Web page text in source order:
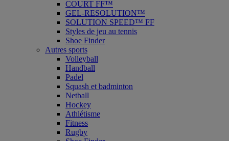
COURT FF™
GEL-RESOLUTION™
SOLUTION SPEED™ FF
Styles de jeu au tennis
Shoe Finder
Autres sports
Volleyball
Handball
Padel
Squash et badminton
Netball
Hockey
Athlétisme
Fitness
Rugby